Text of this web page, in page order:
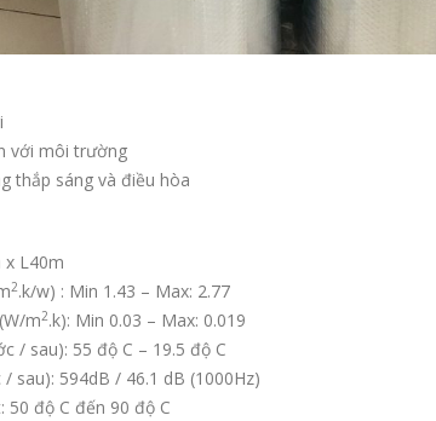
với môi trường
thắp sáng và điều hòa
x L40m
2.k/w) : Min 1.43 – Max: 2.77
m2.k): Min 0.03 – Max: 0.019
/ sau): 55 độ C – 19.5 độ C
sau): 594dB / 46.1 dB (1000Hz)
50 độ C đến 90 độ C